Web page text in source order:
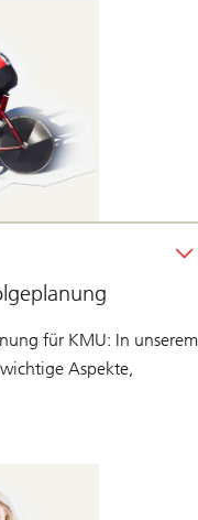
für KMU: In unserem
Aspekte,